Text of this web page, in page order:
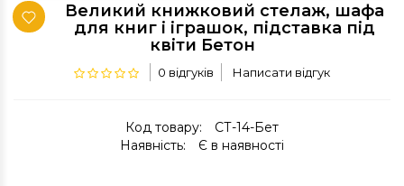
Великий книжковий стелаж, шафа
для книг і іграшок, підставка під
квіти Бетон
0 відгуків Написати відгук
Код товару:
СТ-14-Бет
Наявність:
Є в наявності